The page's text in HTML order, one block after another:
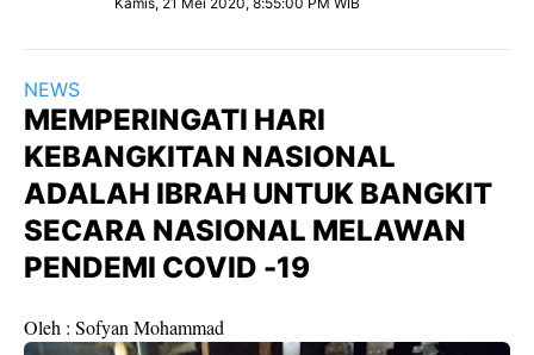
NEWS
MEMPERINGATI HARI
KEBANGKITAN NASIONAL
ADALAH IBRAH UNTUK BANGKIT
SECARA NASIONAL MELAWAN
PENDEMI COVID -19
Oleh : Sofyan Mohammad